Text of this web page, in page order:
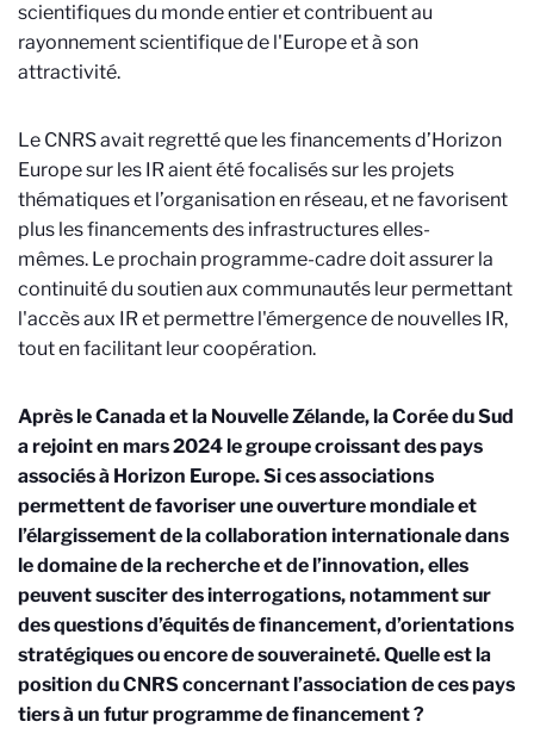
scientifiques du monde entier et contribuent au
rayonnement scientifique de l'Europe et à son
attractivité.
Le CNRS avait regretté que les financements d’Horizon
Europe sur les IR aient été focalisés sur les projets
thématiques et l’organisation en réseau, et ne favorisent
plus les financements des infrastructures elles-
mêmes. Le prochain programme-cadre doit assurer la
continuité du soutien aux communautés leur permettant
l'accès aux IR et permettre l'émergence de nouvelles IR,
tout en facilitant leur coopération.
Après le Canada et la Nouvelle Zélande, la Corée du Sud
a rejoint en mars 2024 le groupe croissant des pays
associés à Horizon Europe. Si ces associations
permettent de favoriser une ouverture mondiale et
l’élargissement de la collaboration internationale dans
le domaine de la recherche et de l’innovation, elles
peuvent susciter des interrogations, notamment sur
des questions d’équités de financement, d’orientations
stratégiques ou encore de souveraineté. Quelle est la
position du CNRS concernant l’association de ces pays
tiers à un futur programme de financement ?